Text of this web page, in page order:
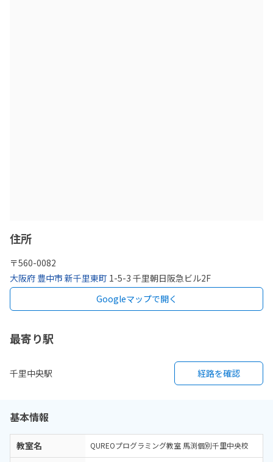
住所
〒560-0082
大阪府 豊中市 新千里東町 1-5-3 千里朝日阪急ビル2F
Googleマップで開く
最寄り駅
千里中央駅 経路を確認
基本情報
教室名 QUREOプログラミング教室 馬渕個別千里中央校